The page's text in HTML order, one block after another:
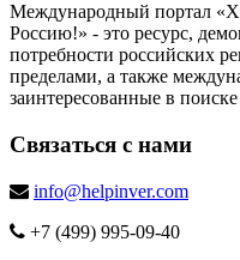
Международный портал
Россию!» - это ресурс,
потребности российских
пределами, а также
заинтересованные в
Связаться с нами
info@helpinver.com
+7 (499) 995-09-40